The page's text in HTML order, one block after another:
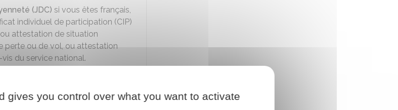
(JDC) si vous êtes français,
individuel de participation (CIP)
attestation de situation
perte ou de vol, ou attestation
du service national.
depuis au moins 6 mois (feuille de
gives you control over what you want to activate